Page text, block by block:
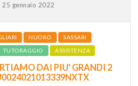
25 gennaio 2022
NUORO
SASSARI
TUTORAGGIO ASSISTENZA
DAI PIU' GRANDI 2